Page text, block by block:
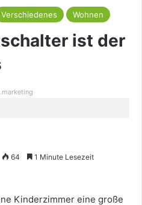
Verschiedenes Wohnen
ist der
64 1 Minute Lesezeit
Kinderzimmer eine große